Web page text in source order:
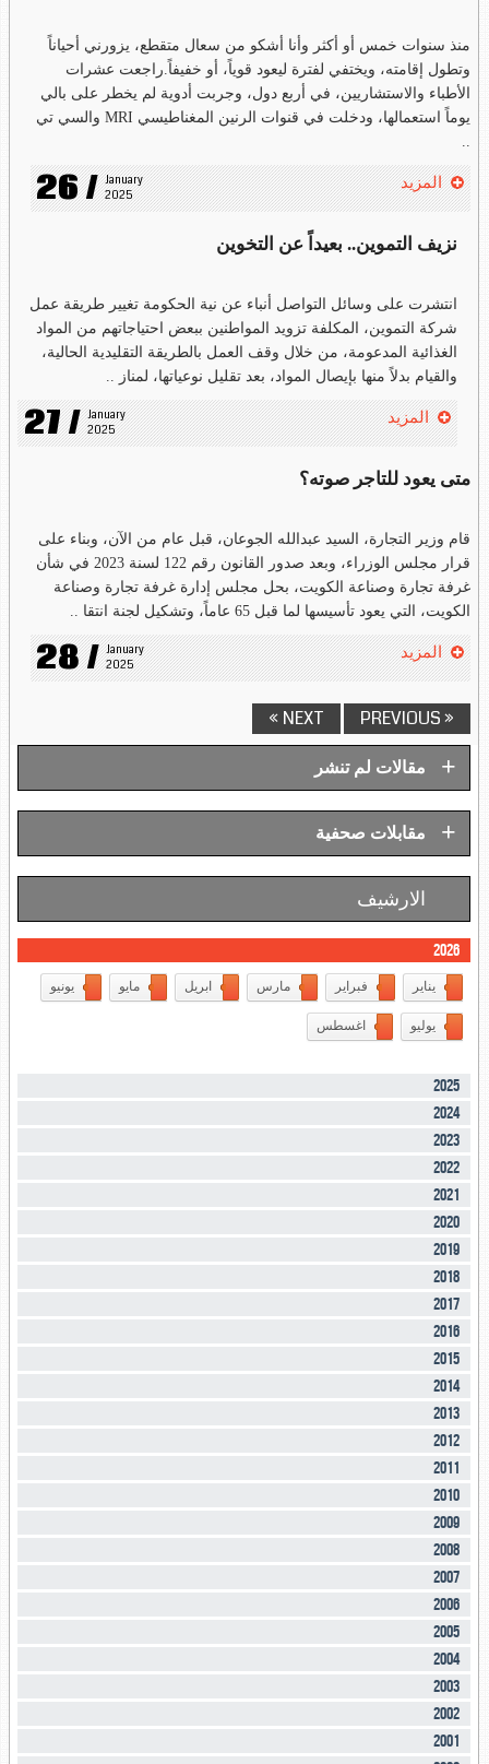
منذ سنوات خمس أو أكثر وأنا أشكو من سعال متقطع، يزورني أحياناً
وتطول إقامته، ويختفي لفترة ليعود قوياً، أو خفيفاً.راجعت عشرات
الأطباء والاستشاريين، في أربع دول، وجربت أدوية لم يخطر على بالي
يوماً استعمالها، ودخلت في قنوات الرنين المغناطيسي MRI والسي تي
..
26 / January
2025
المزيد
نزيف التموين.. بعيداً عن التخوين
انتشرت على وسائل التواصل أنباء عن نية الحكومة تغيير طريقة عمل
شركة التموين، المكلفة تزويد المواطنين ببعض احتياجاتهم من المواد
الغذائية المدعومة، من خلال وقف العمل بالطريقة التقليدية الحالية،
والقيام بدلاً منها بإيصال المواد، بعد تقليل نوعياتها، لمناز ..
27 / January
2025
المزيد
متى يعود للتاجر صوته؟
قام وزير التجارة، السيد عبدالله الجوعان، قبل عام من الآن، وبناء على
قرار مجلس الوزراء، وبعد صدور القانون رقم 122 لسنة 2023 في شأن
غرفة تجارة وصناعة الكويت، بحل مجلس إدارة غرفة تجارة وصناعة
الكويت، التي يعود تأسيسها لما قبل 65 عاماً، وتشكيل لجنة انتقا ..
28 / January
2025
المزيد
« PREVIOUS
NEXT »
مقالات لم تنشر +
مقابلات صحفية +
الارشيف
2026
يناير فبراير مارس ابريل مايو يونيو
يوليو اغسطس
2025
2024
2023
2022
2021
2020
2019
2018
2017
2016
2015
2014
2013
2012
2011
2010
2009
2008
2007
2006
2005
2004
2003
2002
2001